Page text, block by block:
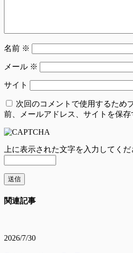
名前 ※
メール ※
サイト
次回のコメントで使用するため
前、メールアドレス、サイトを保存
上に表示された文字を入力してくだ
関連記事
2026/7/30